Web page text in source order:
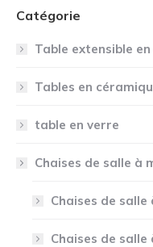
Catégorie
Table extensible
Tables en
table en verre
Chaises de salle à
Chaises de salle
Chaises de